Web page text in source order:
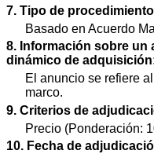
7. Tipo de
Basado en Acuerdo
8. Información sobre un
dinámico de
El anuncio se refiere
marco.
9. Criterios de
Precio (Ponderación:
10. Fecha de